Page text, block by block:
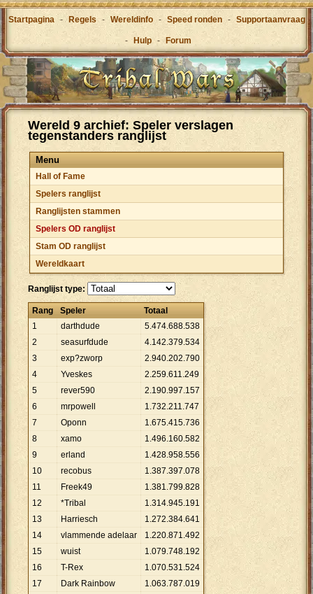
Startpagina - Regels - Wereldinfo - Speed ronden - Supportaanvraag
- Hulp - Forum
Wereld 9 archief: Speler verslagen
tegenstanders ranglijst
Menu
Hall of Fame
Spelers ranglijst
Ranglijsten stammen
Spelers OD ranglijst
Stam OD ranglijst
Wereldkaart
Ranglijst type:
Rang Speler
Totaal
1
darthdude 5.474.688.538
2
seasurfdude 4.142.379.534
3
exp?zworp 2.940.202.790
4
Yveskes 2.259.611.249
5
rever590 2.190.997.157
6
mrpowell 1.732.211.747
7
Oponn 1.675.415.736
8
xamo 1.496.160.582
9
erland 1.428.958.556
10
recobus 1.387.397.078
11
Freek49 1.381.799.828
12
*Tribal 1.314.945.191
13
Harriesch 1.272.384.641
14
vlammende adelaar 1.220.871.492
15
wuist 1.079.748.192
16
T-Rex 1.070.531.524
17
Dark Rainbow 1.063.787.019